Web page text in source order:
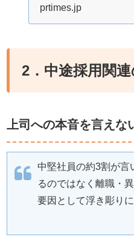
prtimes.jp
2．中途採用関
上司への本音を言え
中堅社員の約3割が言
るのではなく離職・
要因として浮き彫りに